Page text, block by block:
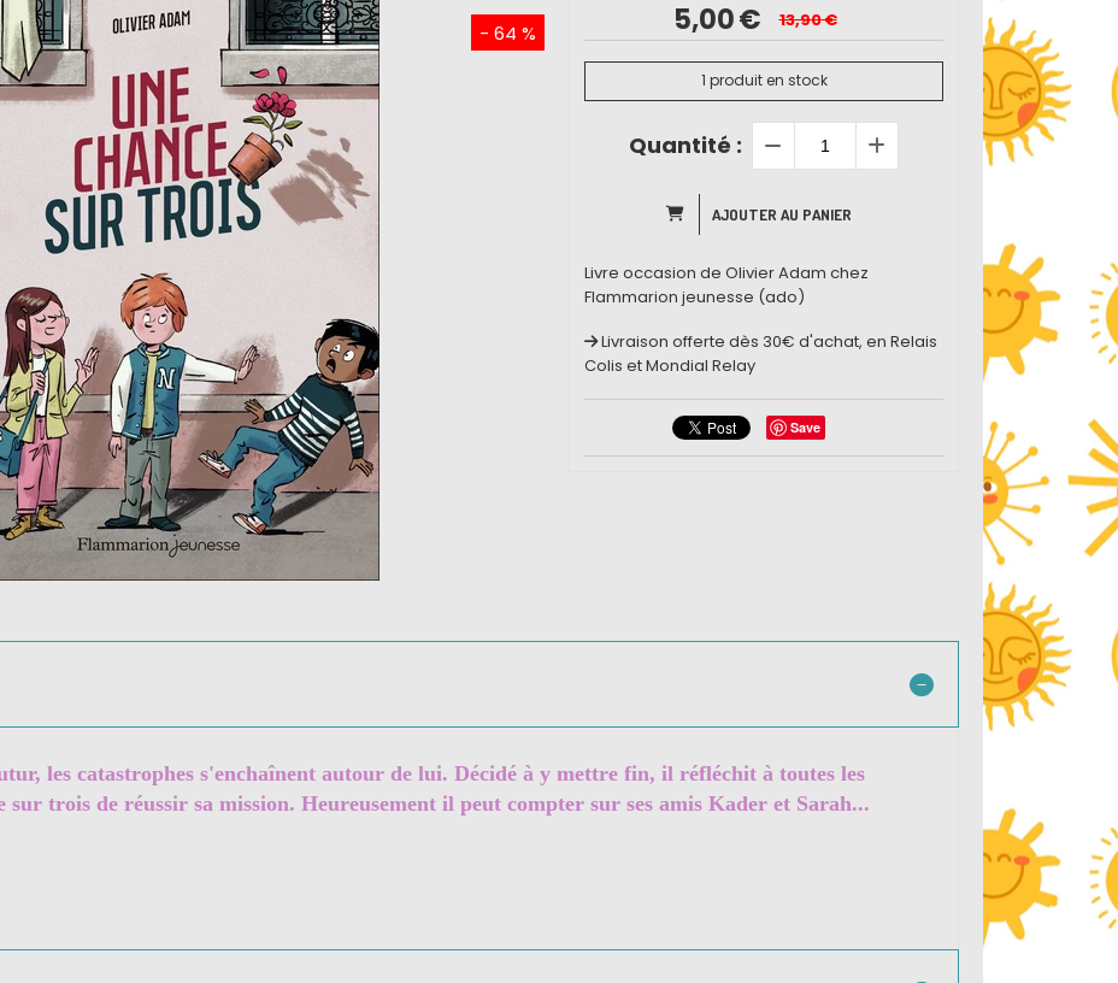
- 64 % 5,00€ 13,90€
1 produit en stock
Quantité :
AJOUTER AU PANIER
Livre occasion de Olivier Adam chez
Flammarion jeunesse (ado)
Livraison offerte dès 30€ d'achat, en Relais
Colis et Mondial Relay
Save
les catastrophes s'enchaînent autour de lui. Décidé à y mettre fin, il réfléchit à toutes les
sur trois de réussir sa mission. Heureusement il peut compter sur ses amis Kader et Sarah...